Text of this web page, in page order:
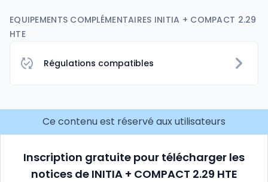
EQUIPEMENTS COMPLÉMENTAIRES INITIA + COMPACT 2.29
HTE
Régulations compatibles
Ce contenu est réservé aux utilisateurs
Inscription gratuite pour télécharger les
notices de INITIA + COMPACT 2.29 HTE